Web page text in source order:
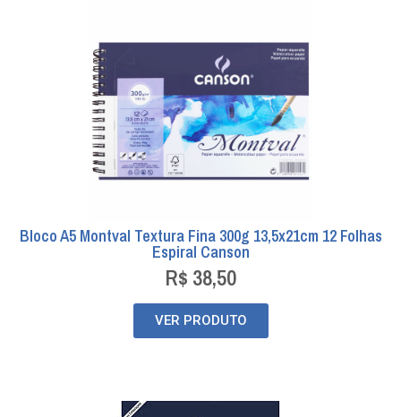
Bloco A5 Montval Textura Fina 300g 13,5x21cm 12 Folhas
Espiral Canson
R$ 38,50
VER PRODUTO